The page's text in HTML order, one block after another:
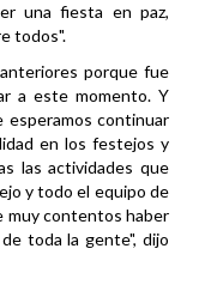
una fiesta en paz,
todos".
porque fue
a este momento. Y
continuar
en los festejos y
las actividades que
y todo el equipo de
muy contentos haber
toda la gente", dijo